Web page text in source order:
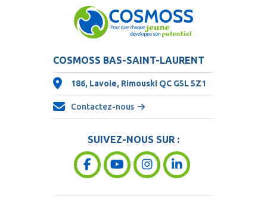
COSMOSS BAS-SAINT-LAURENT
186, Lavoie, Rimouski QC G5L 5Z1
Contactez-nous
SUIVEZ-NOUS SUR :